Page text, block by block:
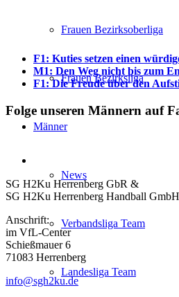
Frauen Bezirksoberliga
Frauen Bezirksliga
Männer
News
Verbandsliga Team
Landesliga Team
F1: Kuties setzen einen
M1: Den Weg nicht bis zum
F1: Die Freude über den
Folge unseren Männern auf
SG H2Ku Herrenberg GbR &
SG H2Ku Herrenberg Handball GmbH
Anschrift:
im VfL-Center
Schießmauer 6
71083 Herrenberg
info@sgh2ku.de